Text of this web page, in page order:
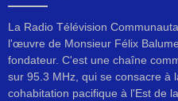
La Radio Télévision
l'œuvre de Monsieur Félix
fondateur. C'est une chaîne
sur 95.3 MHz, qui se consacre à
cohabitation pacifique à l'Est de